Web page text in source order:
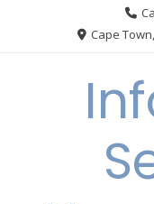
Cape